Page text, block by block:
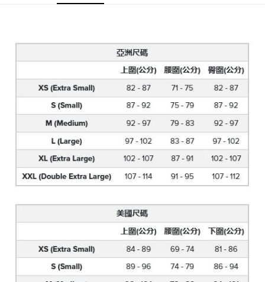
帳／街口支付／iPASS MONEY」等通路繳費。
用戶於交易時，得透過本服務購買商品或服務，並由商店將買賣／分期付款
買賣價金債權讓與本公司後，依約使用本公司帳單繳交帳款。
2.基於同意付款使用「大哥付你分期」之契約關係目的，商店將以您的個人
資料（包含姓名、電話或地址）提供予台灣大哥大進項蒐集、處理及利用，
由本公司與您本人進行分期帳單所需資料之確認、核對及更正。
3.完整用戶服務條款，請詳閱以下連結： https://oppay.tw/userRule
※ 請注意：結帳手續完成當下不需立刻繳費，但若您需要取消訂單，請聯絡
購買商品的店家。未經商家同意取消之訂單仍視為有效，需透過AFTEE先享
後付繳納相關費用。
※ 交易是否成功請以「AFTEE先享後付 」之結帳頁面顯示為準，若有關於
是否繳費成功／繳費後需取消欲退款等相關疑問，請聯繫「AFTEE先享後付
客戶支援中心」https://netprotections.freshdesk.com/support/home
【注意事項】
１．透過由恩沛科技股份有限公司提供之「AFTEE先享後付」服務完成之交
易，需依本服務之必要範圍內提供個人資料，並將交易相關給付款項請求債
權轉讓予恩沛科技股份有限公司。
２．關於個人資料處理事宜，請瀏覽以下網址：
https://aftee.tw/terms/#terms3
３．未成年的使用者請事先徵得法定代理人或監護人之同意方可使用
任。
４．使用「AFTEE先享後付」時，將依據個別帳號之用戶狀況，依本公司即
時審查核予不同之上限額度；若仍有額度不足之情形，本公司將視審查結果
５．嚴禁一人註冊多個帳號或使用他人資訊註冊。若發現惡意使用之情形，
恩沛科技股份有限公司將有權停止該用戶之使用額度並採取法律行動。
每筆NT$100，滿NT$1,200(含以上)免運費
京站台北店客服中心(1F星巴克旁) 即日起不提供京站紙袋，取件時
請自備購物袋，若需購買紙袋可現場詢問